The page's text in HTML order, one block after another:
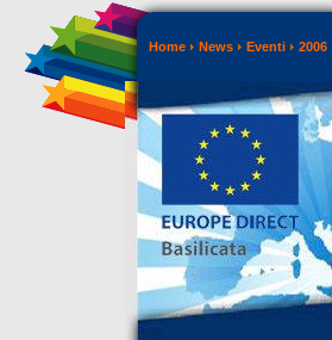
Home News Eventi 2006